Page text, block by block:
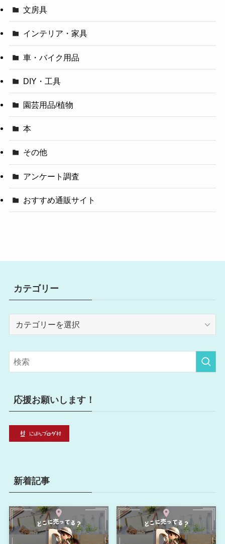
文房具
インテリア・家具
車・バイク用品
DIY・工具
園芸用品/植物
本
その他
アンケート調査
おすすめ通販サイト
カテゴリー
リ
ー
応援お願いします！
新着記事